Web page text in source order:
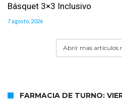
Básquet 3×3 Inclusivo
7 agosto, 2026
Abrir mas artículos
FARMACIA DE TURNO: